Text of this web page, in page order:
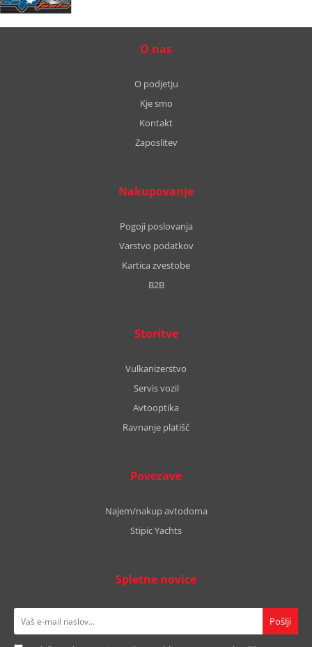
O nas
O podjetju
Kje smo
Kontakt
Zaposlitev
Nakupovanje
Pogoji poslovanja
Varstvo podatkov
Kartica zvestobe
B2B
Storitve
Vulkanizerstvo
Servis vozil
Avtooptika
Ravnanje platišč
Povezave
Najem/nakup avtodoma
Stipic Yachts
Spletne novice